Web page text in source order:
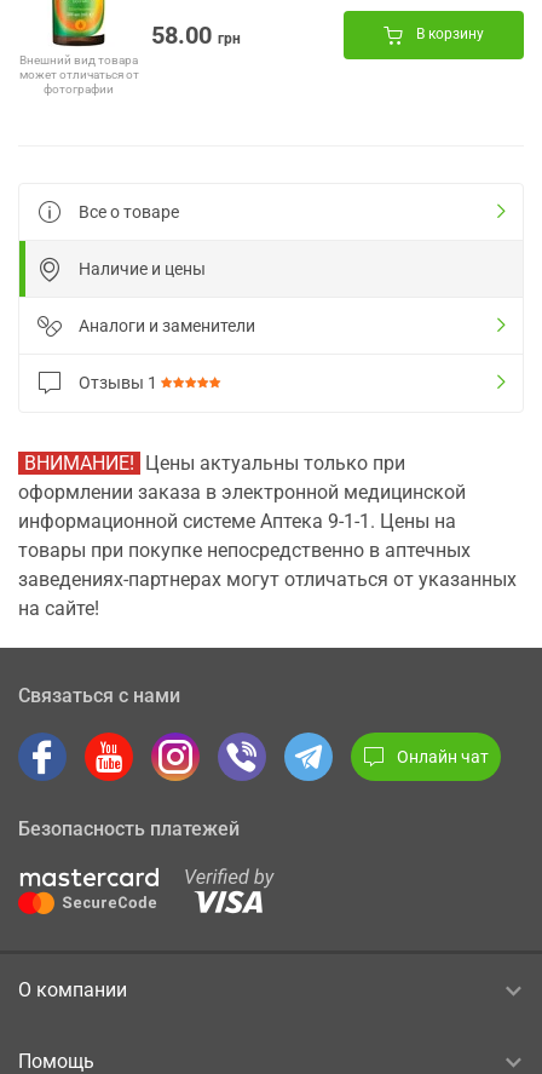
Внешний вид товара
может отличаться от
фотографии
58.00 грн В корзину
Все о товаре
Наличие и цены
Аналоги и заменители
Отзывы 1
ВНИМАНИЕ! Цены актуальны только при
оформлении заказа в электронной медицинской
информационной системе Аптека 9-1-1. Цены на
товары при покупке непосредственно в аптечных
заведениях-партнерах могут отличаться от указанных
на сайте!
Связаться с нами
Онлайн чат
Безопасность платежей
О компании
Помощь